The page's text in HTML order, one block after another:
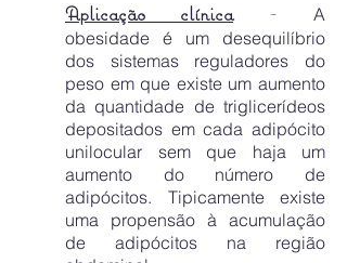
Aplicação clínica- A
obesidade é um desequilíbrio
dos sistemas reguladores do
peso em que existe um aumento
da quantidade de triglicerídeos
depositados em cada adipócito
unilocular sem que haja um
aumento do número de
adipócitos. Tipicamente existe
uma propensão à acumulação
de adipócitos na região